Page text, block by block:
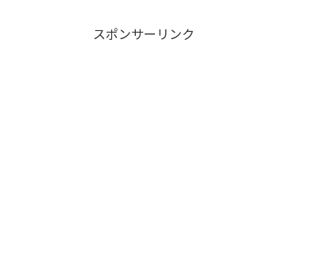
スポンサーリンク